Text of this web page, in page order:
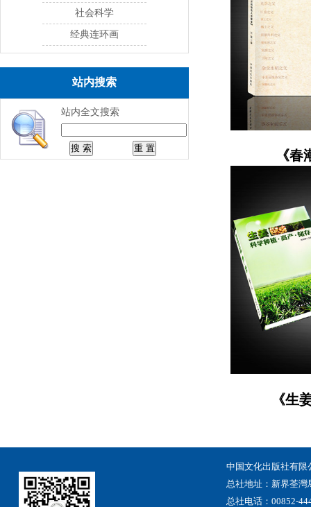
社会科学
经典连环画
站内搜索
站内全文搜索
《
《生
中国文化出版社有限
总社地址 ： 新界荃灣
总社电话：00852-